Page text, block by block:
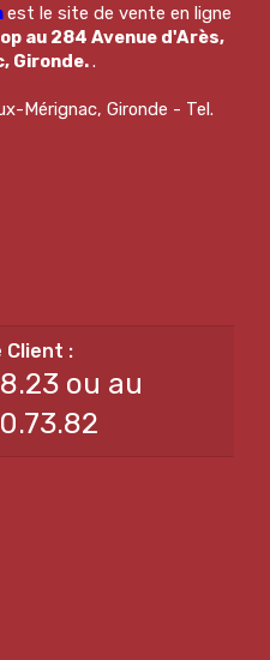
est le site de vente en ligne
au 284 Avenue d'Arès,
Gironde..
Mérignac, Gironde - Tel.
ou au